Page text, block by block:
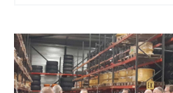
tot
zorgvuldige
omgang
met